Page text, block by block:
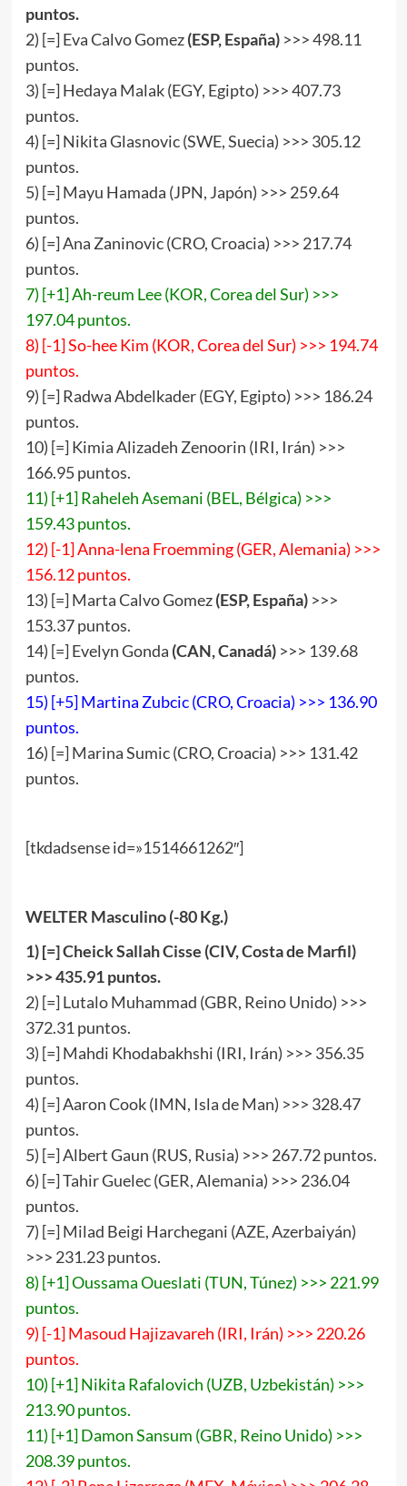
puntos.
2) [=] Eva Calvo Gomez(ESP, España) >>> 498.11
puntos.
3) [=] Hedaya Malak (EGY, Egipto) >>> 407.73
puntos.
4) [=] Nikita Glasnovic (SWE, Suecia) >>> 305.12
puntos.
5) [=] Mayu Hamada (JPN, Japón) >>> 259.64
puntos.
6) [=] Ana Zaninovic (CRO, Croacia) >>> 217.74
puntos.
7) [+1] Ah-reum Lee (KOR, Corea del Sur) >>>
197.04 puntos.
8) [-1] So-hee Kim (KOR, Corea del Sur) >>> 194.74
puntos.
9) [=] Radwa Abdelkader (EGY, Egipto) >>> 186.24
puntos.
10) [=] Kimia Alizadeh Zenoorin (IRI, Irán) >>>
166.95 puntos.
11) [+1] Raheleh Asemani (BEL, Bélgica) >>>
159.43 puntos.
12) [-1] Anna-lena Froemming (GER, Alemania) >>>
156.12 puntos.
13) [=] Marta Calvo Gomez(ESP, España)>>>
153.37 puntos.
14) [=] Evelyn Gonda (CAN, Canadá)>>> 139.68
puntos.
15) [+5] Martina Zubcic (CRO, Croacia) >>> 136.90
puntos.
16) [=] Marina Sumic (CRO, Croacia) >>> 131.42
puntos.
[tkdadsense id=»1514661262″]
WELTER Masculino (-80 Kg.)
1)[=]Cheick Sallah Cisse (CIV, Costa de Marfil)
>>>435.91 puntos.
2) [=] Lutalo Muhammad (GBR, Reino Unido) >>>
372.31 puntos.
3) [=] Mahdi Khodabakhshi (IRI, Irán) >>> 356.35
puntos.
4) [=] Aaron Cook (IMN, Isla de Man) >>> 328.47
puntos.
5) [=] Albert Gaun (RUS, Rusia) >>> 267.72 puntos.
6) [=] Tahir Guelec (GER, Alemania) >>> 236.04
puntos.
7) [=] Milad Beigi Harchegani (AZE, Azerbaiyán)
>>> 231.23 puntos.
8) [+1] Oussama Oueslati (TUN, Túnez) >>> 221.99
puntos.
9) [-1] Masoud Hajizavareh (IRI, Irán) >>> 220.26
puntos.
10) [+1] Nikita Rafalovich (UZB, Uzbekistán) >>>
213.90 puntos.
11) [+1] Damon Sansum (GBR, Reino Unido) >>>
208.39 puntos.